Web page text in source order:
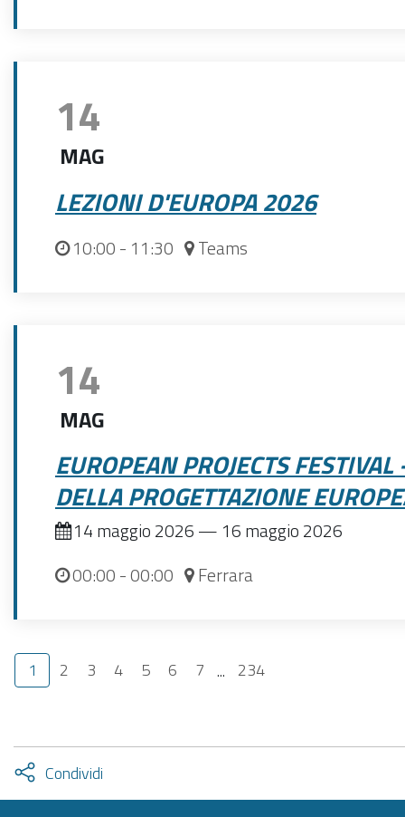
14
MAG
LEZIONI D'EUROPA 2026
10:00 - 11:30 Teams
14
MAG
EUROPEAN PROJECTS
DELLA PROGETTAZIONE
14 maggio 2026 — 16 maggio 2026
00:00 - 00:00 Ferrara
1 2 3 4 5 6 7 ... 234
Condividi
facebook
twitter
Attiva
condividi